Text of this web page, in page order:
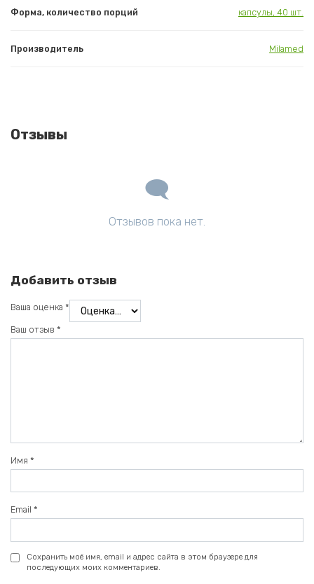
Форма, количество порций капсулы, 40 шт.
Производитель Milamed
Отзывы
Отзывов пока нет.
Добавить отзыв
Ваша оценка *
Ваш отзыв *
Имя *
Email *
Сохранить моё имя, email и адрес сайта в этом браузере для
последующих моих комментариев.